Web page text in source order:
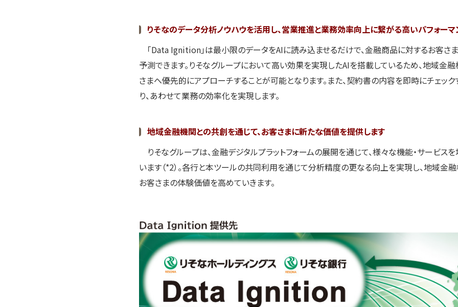
りそなのデータ分析ノウハウを活用し、営業推進と業務効率向上に繋がる高いパフォーマ
「Data Ignition」は最小限のデータをAIに読み込ませるだけで、金融商品に対するお客さ
予測できます。りそなグループにおいて高い効果を実現したAIを搭載しているため、地域金
さまへ優先的にアプローチすることが可能となります。また、契約書の内容を即時にチェッ
り、あわせて業務の効率化を実現します。
地域金融機関との共創を通じて、お客さまに新たな価値を提供します
りそなグループは、金融デジタルプラットフォームの展開を通じて、様々な機能・サービス
います（*2）。各行と本ツールの共同利用を通じて分析精度の更なる向上を実現し、地域金
お客さまの体験価値を高めていきます。